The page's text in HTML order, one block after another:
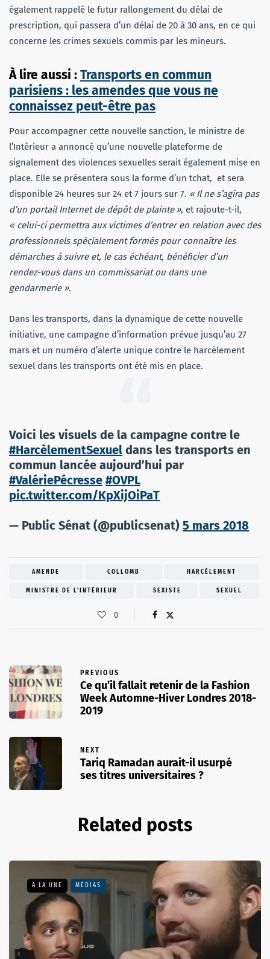
également rappelé le futur rallongement du délai de
prescription, qui passera d’un délai de 20 à 30 ans, en ce qui
concerne les crimes sexuels commis par les mineurs.
À lire aussi :Transports en commun
parisiens : les amendes que vous ne
connaissez peut-être pas
Pour accompagner cette nouvelle sanction, le ministre de
l’Intérieur a annoncé qu’une nouvelle plateforme de
signalement des violences sexuelles serait également mise en
place. Elle se présentera sous la forme d’un tchat, et sera
disponible 24 heures sur 24 et 7 jours sur 7. « Il ne s’agira pas
d’un portail Internet de dépôt de plainte », et rajoute-t-il,
« celui-ci permettra aux victimes d’entrer en relation avec des
professionnels spécialement formés pour connaître les
démarches à suivre et, le cas échéant, bénéficier d’un
rendez-vous dans un commissariat ou dans une
gendarmerie ».
Dans les transports, dans la dynamique de cette nouvelle
initiative, une campagne d’information prévue jusqu’au 27
mars et un numéro d’alerte unique contre le harcèlement
sexuel dans les transports ont été mis en place.
Voici les visuels de la campagne contre le
#HarcèlementSexuel dans les transports en
commun lancée aujourd’hui par
#ValériePécresse #OVPL
pic.twitter.com/KpXijOiPaT
— Public Sénat (@publicsenat) 5 mars 2018
AMENDE COLLOMB HARCÈLEMENT
MINISTRE DE L'INTÉRIEUR SEXISTE SEXUEL
0
PREVIOUS
Ce qu’il fallait retenir de la Fashion
Week Automne-Hiver Londres 2018-
2019
NEXT
Tariq Ramadan aurait-il usurpé
ses titres universitaires ?
Related posts
A LA UNE MÉDIAS